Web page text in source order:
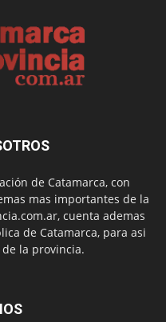
de Catamarca, con
mas importantes de la
cuenta ademas
de Catamarca, para asi
la provincia.